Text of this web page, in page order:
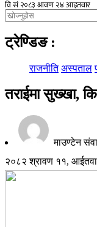
ट्रेण्डिङ :
राजनीति अस्पताल
तराईमा सुख्खा,
माउण्टेन
२०८२ श्रावण ११,